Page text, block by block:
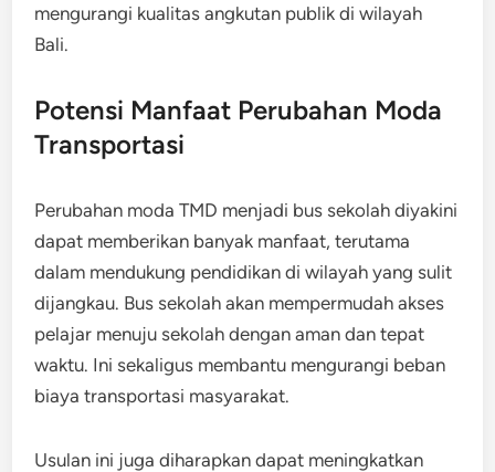
mengurangi kualitas angkutan publik di wilayah
Bali.
Potensi Manfaat Perubahan Moda
Transportasi
Perubahan moda TMD menjadi bus sekolah diyakini
dapat memberikan banyak manfaat, terutama
dalam mendukung pendidikan di wilayah yang sulit
dijangkau. Bus sekolah akan mempermudah akses
pelajar menuju sekolah dengan aman dan tepat
waktu. Ini sekaligus membantu mengurangi beban
biaya transportasi masyarakat.
Usulan ini juga diharapkan dapat meningkatkan